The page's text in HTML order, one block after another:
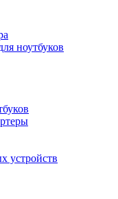
ноутбуков
устройств